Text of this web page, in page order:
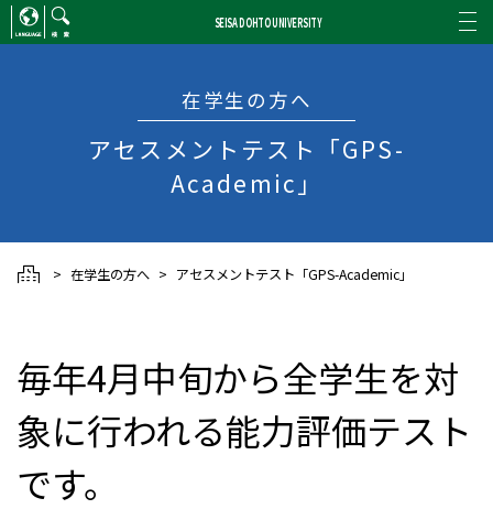
ENGLISH/CHINESE 検索
SEISA DOHTO UNIVERSITY
在学生の方へ
アセスメントテスト「GPS-
Academic」
在学生の方へ アセスメントテスト「GPS-Academic」
毎年4月中旬から全学生を対
象に行われる能力評価テスト
です。